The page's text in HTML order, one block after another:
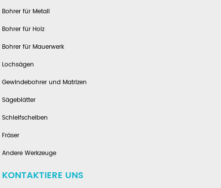
Bohrer für Metall
Bohrer für Holz
Bohrer für Mauerwerk
Lochsägen
Gewindebohrer und Matrizen
Sägeblätter
Schleifscheiben
Fräser
Andere Werkzeuge
KONTAKTIERE UNS